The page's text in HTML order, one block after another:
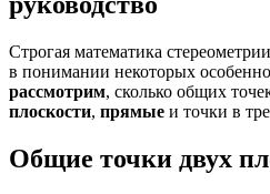
Строгая математика
в понимании некоторых
рассмотрим, сколько общих
плоскости, прямые и точки в
Общие точки двух